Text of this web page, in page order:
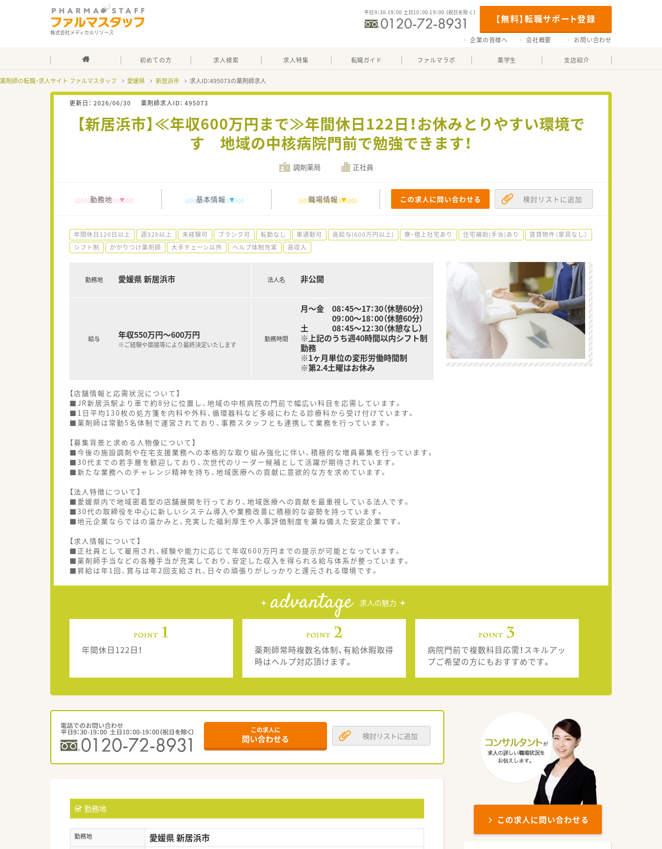
株式会社メディカルリソース
【無料】転職サポート登録
平日9：30-19：00 土日10：00-19：00 （祝日を除く）
企業の皆様へ 会社概要 お問い合わせ
初めての方 求人検索 求人特集 転職ガイド ファルマラボ 薬学生 支店紹介
薬剤師の転職・求人サイト ファルマスタッフ 愛媛県 新居浜市 求人ID：495073の薬剤師求人
更新日： 2026/06/30 薬剤師求人ID： 495073
【新居浜市】≪年収600万円まで≫年間休日122日！お休みとりやすい環境で
す 地域の中核病院門前で勉強できます！
調剤薬局 正社員
勤務地 基本情報 職場情報 この求人に問い合わせる 検討リストに追加
年間休日120日以上 週32h以上 未経験可 ブランク可 転勤なし 車通勤可 高給与(600万円以上) 寮・借上社宅あり 住宅補助(手当)あり
賃貸物件（家具なし）
シフト制
かかりつけ薬剤師 大手チェーン以外 ヘルプ体制充実 高収入
勤務地 愛媛県 新居浜市
給与 年収550万円～600万円
※ご経験や面接等により最終決定いたします
法人名 非公開
勤務時間
月～金 08：45～17：30（休憩60分）
09：00～18：00（休憩60分）
土 08：45～12：30（休憩なし）
※上記のうち週40時間以内シフト制
勤務
※1ヶ月単位の変形労働時間制
※第2.4土曜はお休み
【店舗情報と応需状況について】
■JR新居浜駅より車で約8分に位置し、地域の中核病院の門前で幅広い科目を応需しています。
■1日平均130枚の処方箋を内科や外科、循環器科など多岐にわたる診療科から受け付けています。
■薬剤師は常勤5名体制で運営されており、事務スタッフとも連携して業務を行っています。
【募集背景と求める人物像について】
■今後の施設調剤や在宅支援業務への本格的な取り組み強化に伴い、積極的な増員募集を行っています。
■30代までの若手層を歓迎しており、次世代のリーダー候補として活躍が期待されています。
■新たな業務へのチャレンジ精神を持ち、地域医療への貢献に意欲的な方を求めています。
【法人特徴について】
■愛媛県内で地域密着型の店舗展開を行っており、地域医療への貢献を最重視している法人です。
■30代の取締役を中心に新しいシステム導入や業務改善に積極的な姿勢を持っています。
■地元企業ならではの温かみと、充実した福利厚生や人事評価制度を兼ね備えた安定企業です。
【求人情報について】
■正社員として雇用され、経験や能力に応じて年収600万円までの提示が可能となっています。
■薬剤師手当などの各種手当が充実しており、安定した収入を得られる給与体系が整っています。
■昇給は年1回、賞与は年2回支給され、日々の頑張りがしっかりと還元される環境です。
advantage 求人の魅力
年間休日122日！
薬剤師常時複数名体制、有給休暇取得
時はヘルプ対応頂けます。
病院門前で複数科目応需！スキルアッ
プご希望の方にもおすすめです。
この求人に
問い合わせる 検討リストに追加
勤務地
勤務地 愛媛県 新居浜市
この求人に問い合わせる